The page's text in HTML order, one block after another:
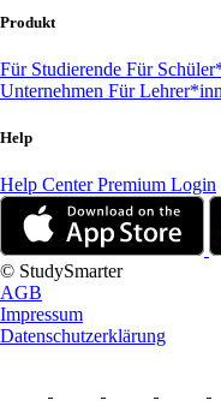
Produkt
Für Studierende Für
Unternehmen Für
Help
Help CenterPremium Login
© StudySmarter
AGB
Impressum
Datenschutzerklärung